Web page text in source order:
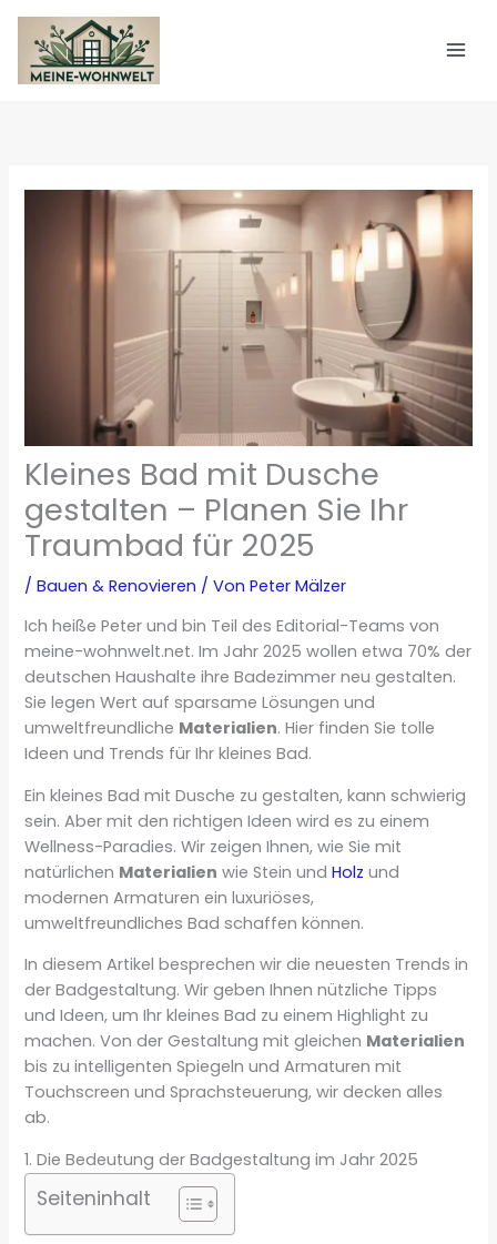
Zum
Inhalt
springen
Kleines Bad mit Dusche
gestalten – Planen Sie Ihr
Traumbad für 2025
/Bauen & Renovieren / VonPeter Mälzer
Ich heiße Peter und bin Teil des Editorial-Teams von
meine-wohnwelt.net. Im Jahr 2025 wollen etwa 70% der
deutschen Haushalte ihre Badezimmer neu gestalten.
Sie legen Wert auf sparsame Lösungen und
umweltfreundliche Materialien. Hier finden Sie tolle
Ideen und Trends für Ihr kleines Bad.
Ein kleines Bad mit Dusche zu gestalten, kann schwierig
sein. Aber mit den richtigen Ideen wird es zu einem
Wellness-Paradies. Wir zeigen Ihnen, wie Sie mit
natürlichen Materialien wie Stein undHolz und
modernen Armaturen ein luxuriöses,
umweltfreundliches Bad schaffen können.
In diesem Artikel besprechen wir die neuesten Trends in
der Badgestaltung. Wir geben Ihnen nützliche Tipps
und Ideen, um Ihr kleines Bad zu einem Highlight zu
machen. Von der Gestaltung mit gleichen Materialien
bis zu intelligenten Spiegeln und Armaturen mit
Touchscreen und Sprachsteuerung, wir decken alles
ab.
1. Die Bedeutung der Badgestaltung im Jahr 2025
Seiteninhalt